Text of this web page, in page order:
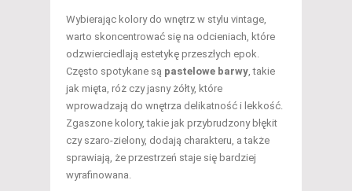
Wybierając kolory do wnętrz w stylu vintage,
warto skoncentrować się na odcieniach, które
odzwierciedlają estetykę przeszłych epok.
Często spotykane są pastelowe barwy, takie
jak mięta, róż czy jasny żółty, które
wprowadzają do wnętrza delikatność i lekkość.
Zgaszone kolory, takie jak przybrudzony błękit
czy szaro-zielony, dodają charakteru, a także
sprawiają, że przestrzeń staje się bardziej
wyrafinowana.